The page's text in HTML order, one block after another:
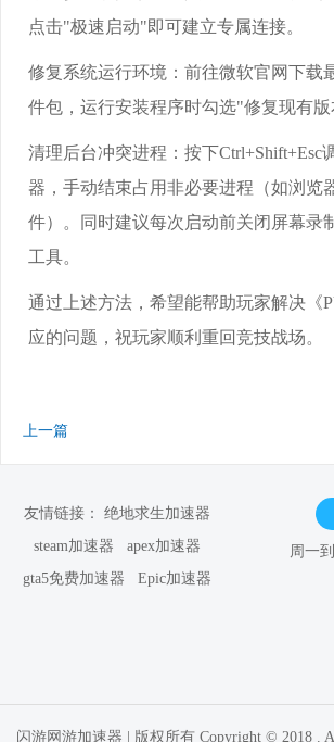
点击"极速启动"即可建立专属连接。
修复系统运行环境：前往微软官网下载
件包，运行安装程序时勾选"修复现有版
清理后台冲突进程：按下Ctrl+Shift+Esc
器，手动结束占用非必要进程（如浏览
件）。同时建议每次启动前关闭屏幕录
工具。
通过上述方法，希望能帮助玩家解决《
应的问题，祝玩家顺利重回竞技战场。
上一篇
友情链接： 绝地求生加速器
steam加速器
apex加速器
gta5免费加速器
Epic加速器
周一
闪游网游加速器 | 版权所有 Copyright © 2018 . All